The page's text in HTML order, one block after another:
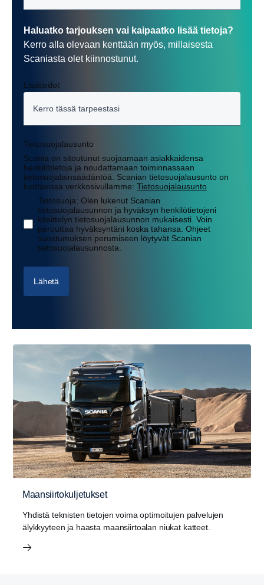
Haluatko tarjouksen vai kaipaatko lisää tietoja?
Kerro alla olevaan kenttään myös, millaisesta
Scaniasta olet kiinnostunut.
Lisätiedot
Tietosuojalausunto
Scania on sitoutunut suojaamaan asiakkaidensa
henkilötietoja ja noudattamaan toiminnassaan
tietosuojalainsäädäntöä. Scanian tietosuojalausunto on
luettavissa verkkosivullamme: Tietosuojalausunto
Tietosuoja: Olen lukenut Scanian
tietosuojalausunnon ja hyväksyn henkilötietojeni
käsittelyn tietosuojalausunnon mukaisesti. Voin
peruuttaa hyväksyntäni koska tahansa. Ohjeet
suostumuksen perumiseen löytyvät Scanian
tietosuojalausunnosta.
Lähetä
Maansiirtokuljetukset
Yhdistä teknisten tietojen voima optimoitujen palvelujen
älykkyyteen ja haasta maansiirtoalan niukat katteet.